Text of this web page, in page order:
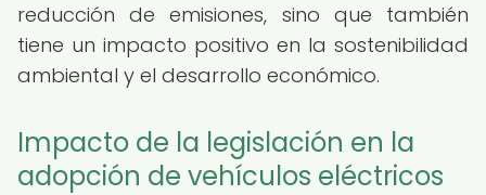
reducción de emisiones, sino que también
tiene un impacto positivo en la sostenibilidad
ambiental y el desarrollo económico.
Impacto de la legislación en la
adopción de vehículos eléctricos